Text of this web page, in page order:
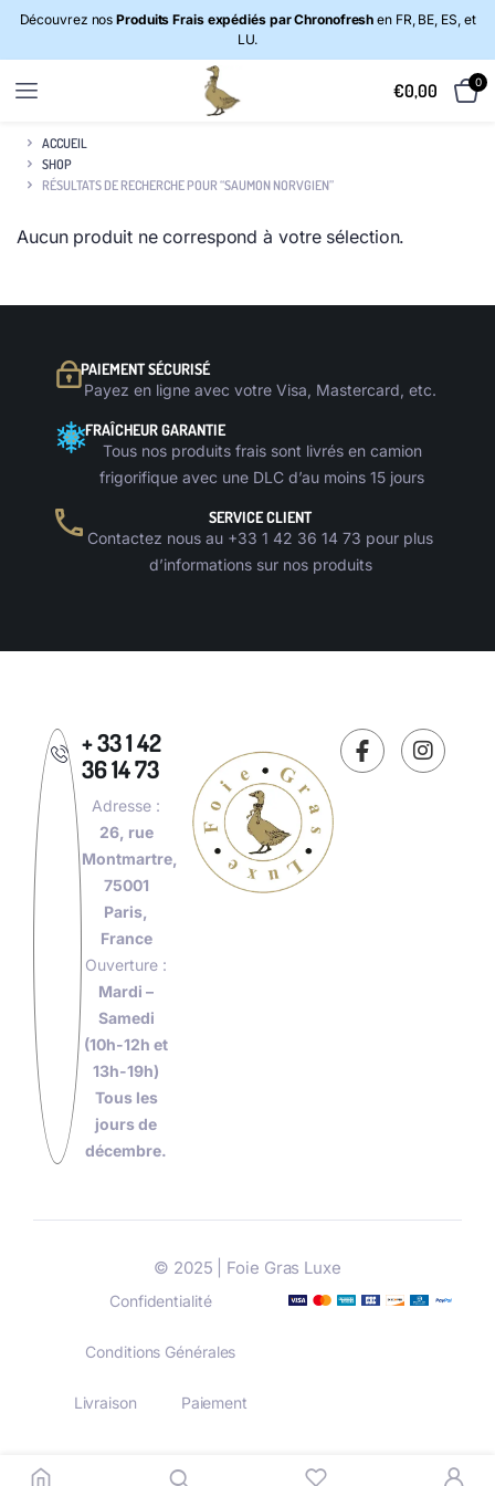
Découvrez nosProduits Frais expédiés par Chronofresh en FR, BE, ES, et
LU.
€0,00 0
ACCUEIL
SHOP
RÉSULTATS DE RECHERCHE POUR “SAUMON NORVGIEN”
Aucun produit ne correspond à votre sélection.
PAIEMENT SÉCURISÉ
Payez en ligne avec votre Visa, Mastercard, etc.
FRAÎCHEUR GARANTIE
Tous nos produits frais sont livrés en camion
frigorifique avec une DLC d’au moins 15 jours
SERVICE CLIENT
Contactez nous au +33 1 42 36 14 73 pour plus
d’informations sur nos produits
+ 33 1 42
36 14 73
Adresse :
26, rue
Montmartre,
75001
Paris,
France
Ouverture :
Mardi –
Samedi
(10h-12h et
13h-19h)
Tous les
jours de
décembre.
© 2025 | Foie Gras Luxe
Confidentialité
Conditions Générales
Livraison Paiement